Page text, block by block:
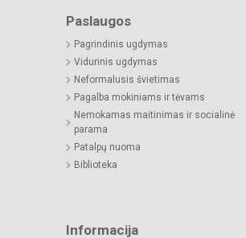
Paslaugos
Pagrindinis ugdymas
Vidurinis ugdymas
Neformalusis švietimas
Pagalba mokiniams ir tėvams
Nemokamas maitinimas ir socialinė
parama
Patalpų nuoma
Biblioteka
Informacija